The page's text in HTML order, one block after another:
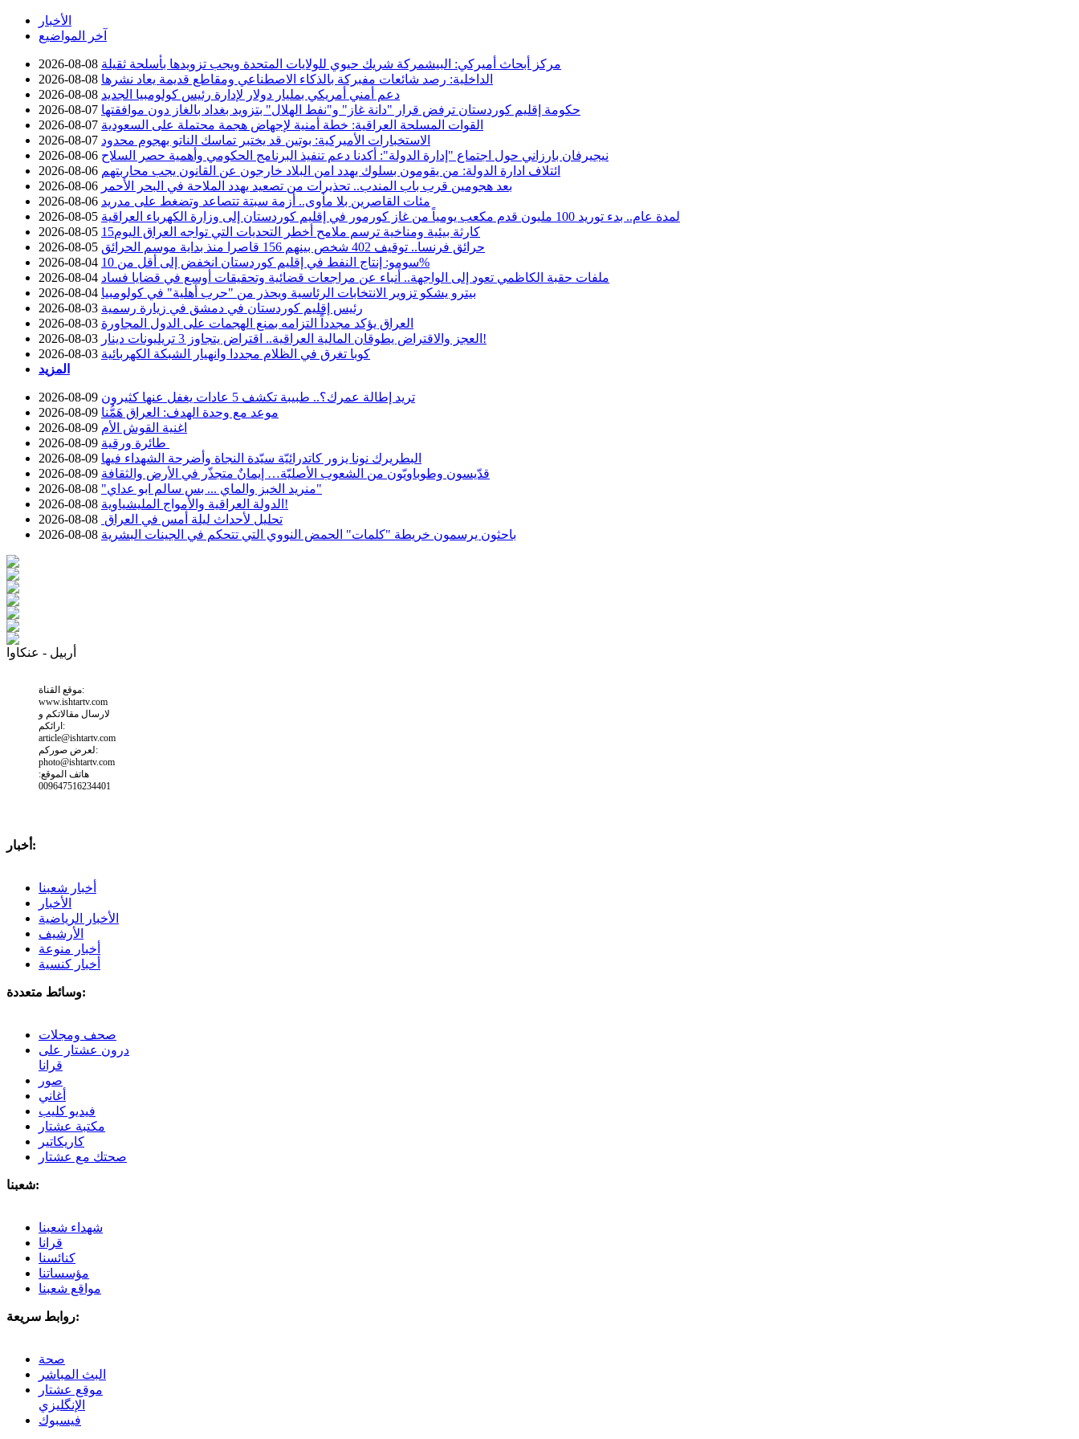
الأخبار
آخر المواضيع
2026-08-08 مركز أبحاث أميركي: البيشمركة شريك حيوي للولايات المتحدة ويجب تزويدها بأسلحة ثقيلة
2026-08-08 الداخلية: رصد شائعات مفبركة بالذكاء الاصطناعي ومقاطع قديمة يعاد نشرها
2026-08-08 دعم أمني أمريكي بمليار دولار لإدارة رئيس كولومبيا الجديد
2026-08-07 حكومة إقليم كوردستان ترفض قرار "دانة غاز" و"نفط الهلال" بتزويد بغداد بالغاز دون موافقتها
2026-08-07 القوات المسلحة العراقية: خطة أمنية لإجهاض هجمة محتملة على السعودية
2026-08-07 الاستخبارات الأميركية: بوتين قد يختبر تماسك الناتو بهجوم محدود
2026-08-06 نيجيرفان بارزاني حول اجتماع "إدارة الدولة": أكدنا دعم تنفيذ البرنامج الحكومي وأهمية حصر السلاح
2026-08-06 ائتلاف ادارة الدولة: من يقومون بسلوك يهدد امن البلاد خارجون عن القانون يجب محاربتهم
2026-08-06 بعد هجومين قرب باب المندب.. تحذيرات من تصعيد يهدد الملاحة في البحر الأحمر
2026-08-06 مئات القاصرين بلا مأوى.. أزمة سبتة تتصاعد وتضغط على مدريد
2026-08-05
لمدة عام.. بدء توريد 100 مليون قدم مكعب يومياً من غاز كورمور في إقليم كوردستان إلى وزارة الكهرباء العراقية
2026-08-05
15كارثة بيئية ومناخية ترسم ملامح أخطر التحديات التي تواجه العراق اليوم
2026-08-05
حرائق فرنسا.. توقيف 402 شخص بينهم 156 قاصرا منذ بداية موسم الحرائق
2026-08-04
سومو: إنتاج النفط في إقليم كوردستان انخفض إلى أقل من 10%
2026-08-04 ملفات حقبة الكاظمي تعود إلى الواجهة.. أنباء عن مراجعات قضائية وتحقيقات أوسع في قضايا فساد
2026-08-04 بيترو يشكو تزوير الانتخابات الرئاسية ويحذر من "حرب أهلية" في كولومبيا
2026-08-03 رئيس إقليم كوردستان في دمشق في زيارة رسمية
2026-08-03 العراق يؤكد مجدداً التزامه بمنع الهجمات على الدول المجاورة
2026-08-03
العجز والاقتراض يطوقان المالية العراقية.. اقتراض يتجاوز 3 تريليونات دينار!
2026-08-03 كوبا تغرق في الظلام مجددا وانهيار الشبكة الكهربائية
المزيد
2026-08-09
تريد إطالة عمرك؟.. طبيبة تكشف 5 عادات يغفل عنها كثيرون
2026-08-09 موعد مع وحدة الهدف: العراق هَمُّنا
2026-08-09 اغنية القوش الأم
2026-08-09
2026-08-09 البطريرك نونا يزور كاتدرائيّة سيّدة النجاة وأضرحة الشهداء فيها
2026-08-09 قدّيسون وطوباويّون من الشعوب الأصليّة… إيمانٌ متجذّر في الأرض والثقافة
2026-08-08
"منريد الخبز والماي ... بس سالم ابو عداي"
2026-08-08
الدولة العراقية والأمواج المليشياوية!
2026-08-08 تحليل لأحداث ليلة أمس في العراق
2026-08-08 باحثون يرسمون خريطة "كلمات" الحمض النووي التي تتحكم في الجينات البشرية
أربيل - عنكاوا
موقع القناة:
www.ishtartv.com
لارسال مقالاتكم و
ارائكم:
article@ishtartv.com
لعرض صوركم:
photo@ishtartv.com
هاتف الموقع:
009647516234401
أخبار:
أخبار شعبنا
الأخبار
الأخبار الرياضية
الأرشيف
أخبار منوعة
أخبار كنسية
وسائط متعددة:
صحف ومجلات
درون عشتار على
قرانا
صور
أغاني
فيديو كليب
مكتبة عشتار
كاريكاتير
صحتك مع عشتار
شعبنا:
شهداء شعبنا
قرانا
كنائسنا
مؤسساتنا
مواقع شعبنا
روابط سريعة:
صحة
البث المباشر
موقع عشتار
الإنگليزي
فيسبوك